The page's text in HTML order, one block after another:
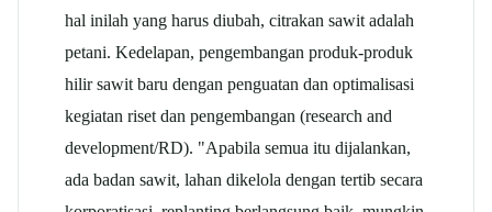
hal inilah yang harus diubah, citrakan sawit adalah
petani. Kedelapan, pengembangan produk-produk
hilir sawit baru dengan penguatan dan optimalisasi
kegiatan riset dan pengembangan (research and
development/RD). "Apabila semua itu dijalankan,
ada badan sawit, lahan dikelola dengan tertib secara